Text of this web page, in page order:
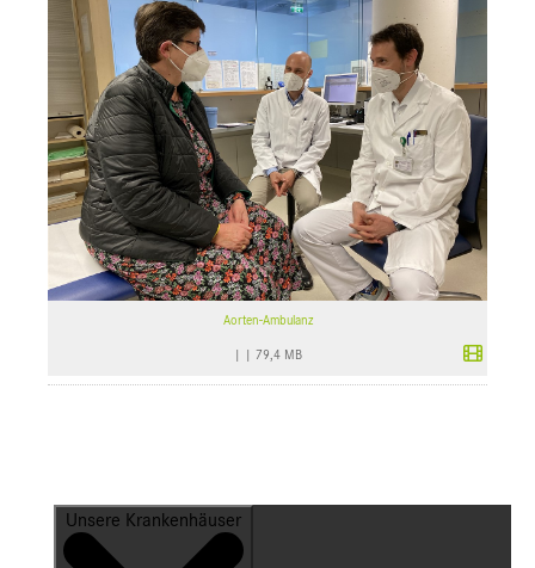
Aorten-Ambulanz
79,4 MB
Unsere Krankenhäuser